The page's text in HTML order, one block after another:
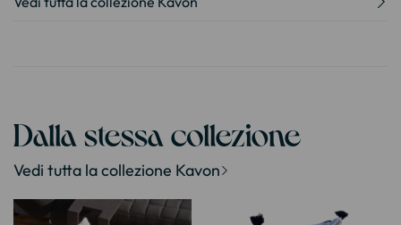
Dalla stessa collezione
Vedi tutta la collezione Kavon